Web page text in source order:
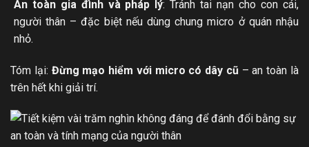
An toàn gia đình và pháp lý: Tránh tai nạn cho con cái,
người thân – đặc biệt nếu dùng chung micro ở quán nhậu
nhỏ.
Tóm lại: Đừng mạo hiểm với micro có dây cũ– an toàn là
trên hết khi giải trí.